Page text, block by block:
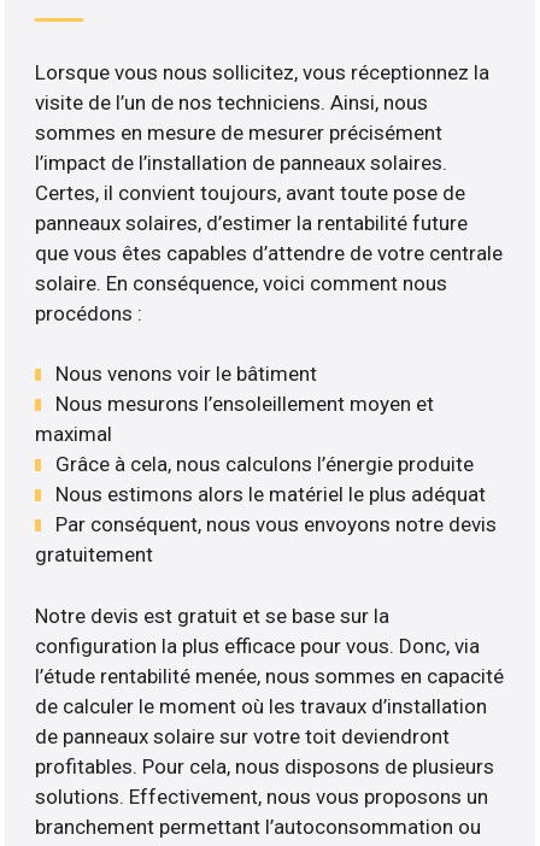
Lorsque vous nous sollicitez, vous réceptionnez la
visite de l’un de nos techniciens. Ainsi, nous
sommes en mesure de mesurer précisément
l’impact de l’installation de panneaux solaires.
Certes, il convient toujours, avant toute pose de
panneaux solaires, d’estimer la rentabilité future
que vous êtes capables d’attendre de votre centrale
solaire. En conséquence, voici comment nous
procédons :
Nous venons voir le bâtiment
Nous mesurons l’ensoleillement moyen et
maximal
Grâce à cela, nous calculons l’énergie produite
Nous estimons alors le matériel le plus adéquat
Par conséquent, nous vous envoyons notre devis
gratuitement
Notre devis est gratuit et se base sur la
configuration la plus efficace pour vous. Donc, via
l’étude rentabilité menée, nous sommes en capacité
de calculer le moment où les travaux d’installation
de panneaux solaire sur votre toit deviendront
profitables. Pour cela, nous disposons de plusieurs
solutions. Effectivement, nous vous proposons un
branchement permettant l’autoconsommation ou